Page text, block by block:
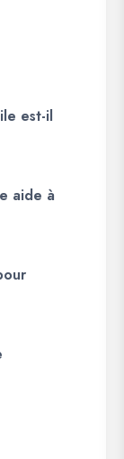
est-il
aide à